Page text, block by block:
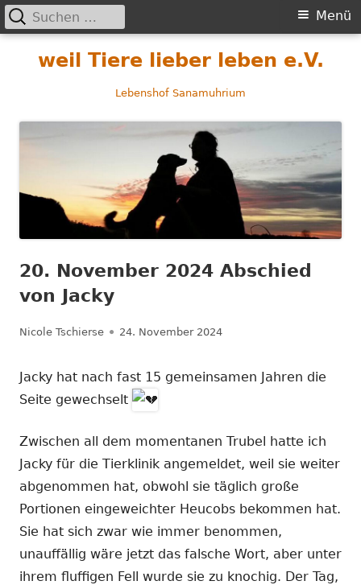
weil Tiere lieber leben e.V.
Lebenshof Sanamuhrium
Primäres
Menü
Menü
Suchen
nach:
20. November 2024 Abschied
von Jacky
Autor
Nicole Tschierse Veröffentlicht
24. November 2024
Jacky hat nach fast 15 gemeinsamen Jahren die
Seite gewechselt
Zwischen all dem momentanen Trubel hatte ich
Jacky für die Tierklinik angemeldet, weil sie weiter
abgenommen hat, obwohl sie täglich große
Portionen eingeweichter Heucobs bekommen hat.
Sie hat sich zwar wie immer benommen,
unauffällig wäre jetzt das falsche Wort, aber unter
ihrem fluffigen Fell wurde sie zu knochig. Der Tag,